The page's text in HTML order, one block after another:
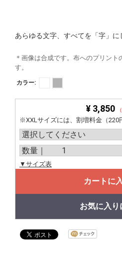
あらゆる文字、すべてを「字」に
＊画像は合成です。布へのプリント
す。
カラー:
¥ 3,850
※XXLサイズには、割増料金（220
▼サイズ表
カートに
お気に入り